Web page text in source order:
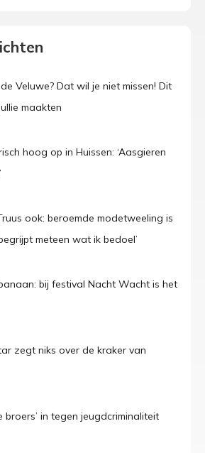
Veluwe? Dat wil je niet missen! Dit
maakten
hoog op in Huissen: ‘Aasgieren
ook: beroemde modetweeling is
meteen wat ik bedoel’
bij festival Nacht Wacht is het
zegt niks over de kraker van
broers’ in tegen jeugdcriminaliteit